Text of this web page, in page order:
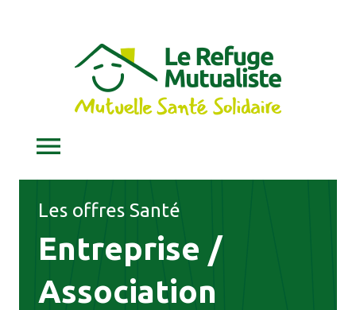
Les offres Santé
Entreprise /
Association